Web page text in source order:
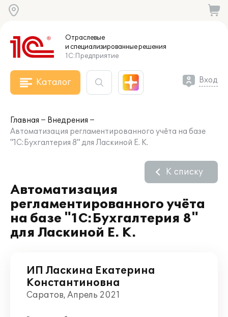
Отраслевые
и специализированныерешения
1С:Предприятие
Каталог Вход
Главная
Внедрения
Автоматизация регламентированного учёта на базе
"1С:Бухгалтерия 8" для Ласкиной Е. К.
Автоматизация
регламентированного учёта
на базе "1С:Бухгалтерия 8"
для Ласкиной Е. К.
К списку
ИП Ласкина Екатерина
Константиновна
Саратов, Апрель 2021